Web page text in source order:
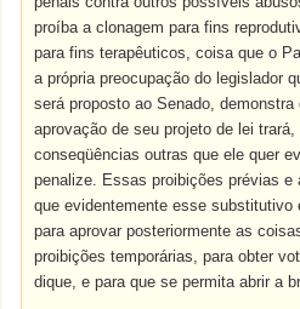
proíba a clonagem para fins
para fins terapêuticos, coisa que o
a própria preocupação do legislador
será proposto ao Senado,
aprovação de seu projeto de lei
conseqüências outras que ele quer
penalize. Essas proibições prévias e
que evidentemente esse substitutivo
para aprovar posteriormente as
proibições temporárias, para obter
dique, e para que se permita abrir a